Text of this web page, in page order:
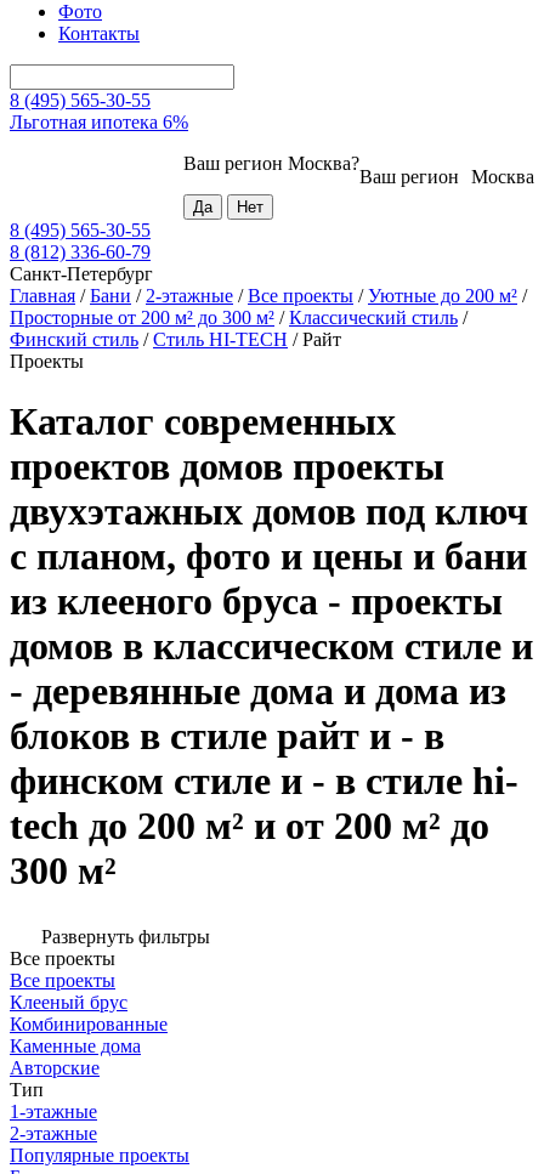
Фото
Контакты
8 (495) 565-30-55
Льготная ипотека 6%
Москва
Ваш регион
Ваш регион Москва?
8 (495) 565-30-55
8 (812) 336-60-79
Санкт-Петербург
Главная /Бани / 2-этажные /Все проекты /Уютные до 200 м² /
Просторные от 200 м² до 300 м² /Классический стиль /
Финский стиль /Стиль HI-TECH /Райт
Проекты
Каталог современных
проектов домов проекты
двухэтажных домов под ключ
с планом, фото и цены и бани
из клееного бруса - проекты
домов в классическом стиле и
- деревянные дома и дома из
блоков в стиле райт и - в
финском стиле и - в стиле hi-
tech до 200 м² и от 200 м² до
300 м²
Развернуть фильтры
Все проекты
Все проекты
Клееный брус
Комбинированные
Каменные дома
Авторские
Тип
1-этажные
2-этажные
Популярные проекты